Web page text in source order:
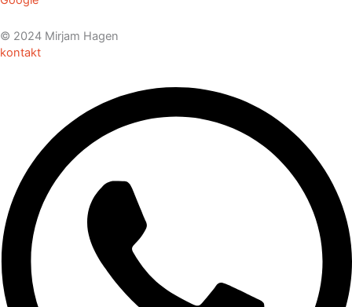
© 2024 Mirjam Hagen
kontakt